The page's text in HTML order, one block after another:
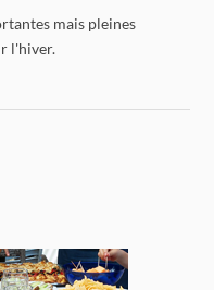
mais pleines
l'hiver.